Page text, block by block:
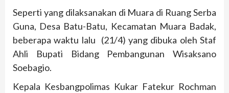
Seperti yang dilaksanakan di Muara di Ruang Serba
Guna, Desa Batu-Batu, Kecamatan Muara Badak,
beberapa waktu lalu (21/4) yang dibuka oleh Staf
Ahli Bupati Bidang Pembangunan Wisaksano
Soebagio.
Kepala Kesbangpolimas Kukar Fatekur Rochman